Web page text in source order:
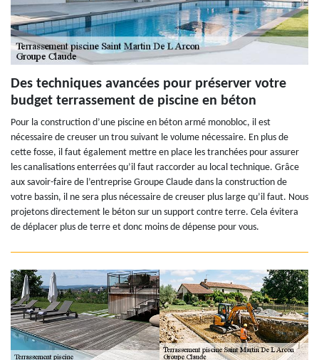
Des techniques avancées pour préserver votre
budget terrassement de piscine en béton
Pour la construction d’une piscine en béton armé monobloc, il est
nécessaire de creuser un trou suivant le volume nécessaire. En plus de
cette fosse, il faut également mettre en place les tranchées pour assurer
les canalisations enterrées qu’il faut raccorder au local technique. Grâce
aux savoir-faire de l’entreprise Groupe Claude dans la construction de
votre bassin, il ne sera plus nécessaire de creuser plus large qu’il faut. Nous
projetons directement le béton sur un support contre terre. Cela évitera
de déplacer plus de terre et donc moins de dépense pour vous.